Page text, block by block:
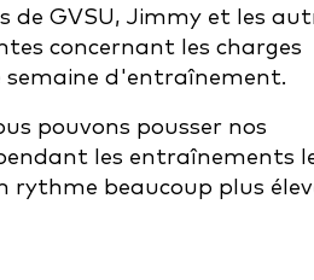
de GVSU, Jimmy et les
concernant les charges
semaine d'entraînement.
pouvons pousser nos
les entraînements
rythme beaucoup plus